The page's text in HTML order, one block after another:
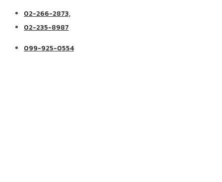
02-266-2873,
02-235-8987
099-925-0554